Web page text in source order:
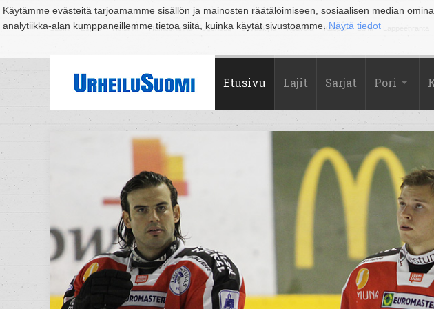
Käytämme evästeitä tarjoamamme sisällön ja mainosten räätälöimiseen, sosiaalisen median
analytiikka-alan kumppaneillemme tietoa siitä, kuinka käytät sivustoamme. Näytä tiedot
Suomi Espoo Helsinki Hämeenlinna Joensuu Jyväskylä Kouvola Kuopio Lahti
Etusivu Lajit Sarjat Pori